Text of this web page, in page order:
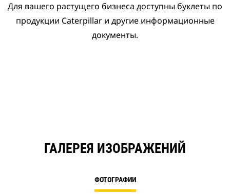
Для вашего растущего бизнеса доступны буклеты по
продукции Caterpillar и другие информационные
документы.
ГАЛЕРЕЯ ИЗОБРАЖЕНИЙ
ФОТОГРАФИИ